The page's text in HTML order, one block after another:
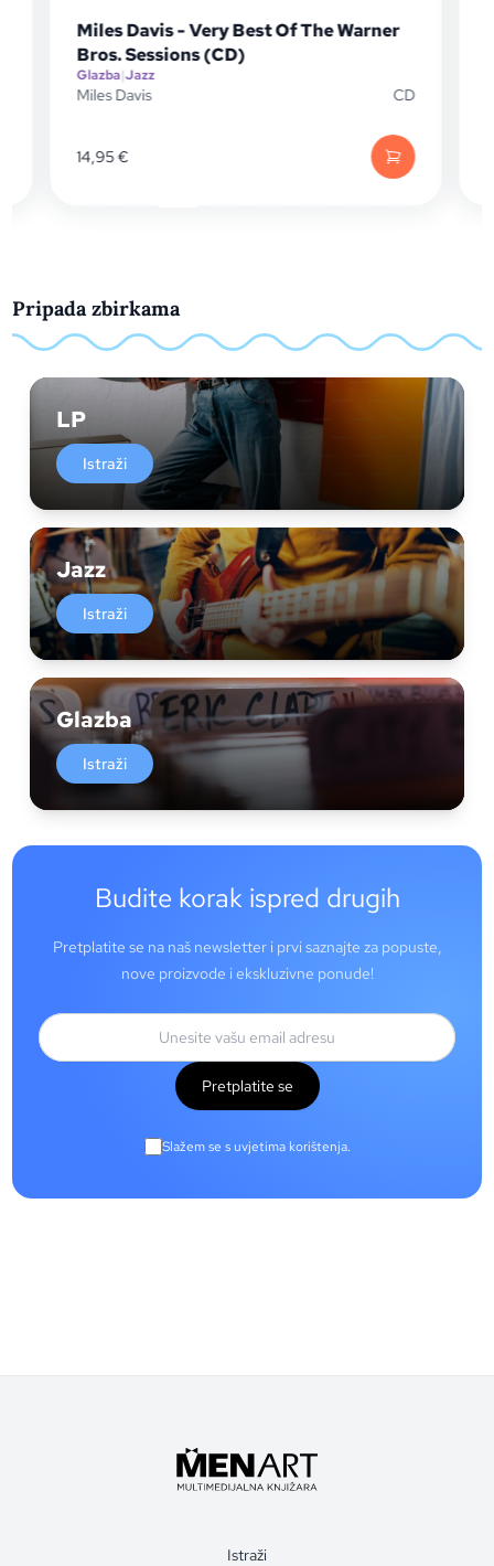
Miles Davis - Very Best Of The Warner
Bros. Sessions (CD)
Glazba|Jazz
Miles Davis CD
14,95€
Pripada zbirkama
LP
Istraži
Jazz
Istraži
Glazba
Istraži
Budite korak ispred drugih
Pretplatite se na naš newsletter i prvi saznajte za popuste,
nove proizvode i ekskluzivne ponude!
Pretplatite se
Slažem se s uvjetima korištenja.
Istraži